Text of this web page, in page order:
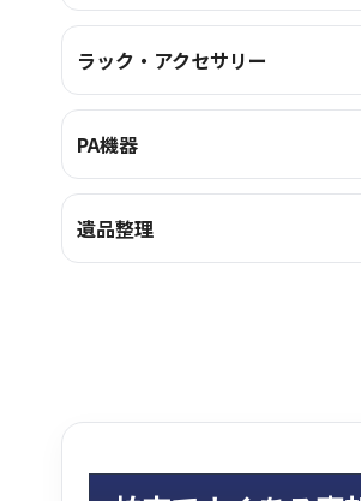
ラック・アクセサリー
PA機器
遺品整理